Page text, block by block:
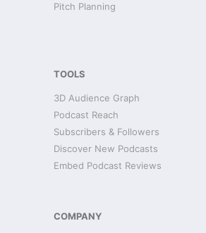
Pitch Planning
TOOLS
3D Audience Graph
Podcast Reach
Subscribers & Followers
Discover New Podcasts
Embed Podcast Reviews
COMPANY